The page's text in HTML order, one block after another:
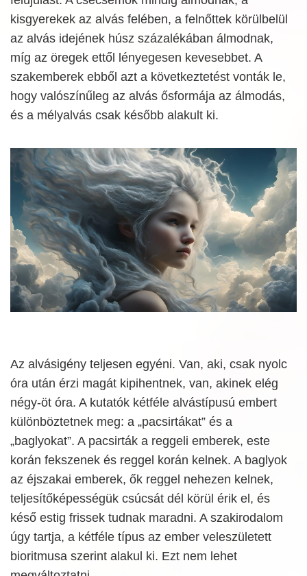
kisgyerekek az alvás felében, a felnőttek körülbelül
az alvás idejének húsz százalékában álmodnak,
míg az öregek ettől lényegesen kevesebbet. A
szakemberek ebből azt a következtetést vonták le,
hogy valószínűleg az alvás ősformája az álmodás,
és a mélyalvás csak később alakult ki.
Az alvásigény teljesen egyéni. Van, aki, csak nyolc
óra után érzi magát kipihentnek, van, akinek elég
négy-öt óra. A kutatók kétféle alvástípusú embert
különböztetnek meg: a „pacsirtákat” és a
„baglyokat”. A pacsirták a reggeli emberek, este
korán fekszenek és reggel korán kelnek. A baglyok
az éjszakai emberek, ők reggel nehezen kelnek,
teljesítőképességük csúcsát dél körül érik el, és
késő estig frissek tudnak maradni. A szakirodalom
úgy tartja, a kétféle típus az ember veleszületett
bioritmusa szerint alakul ki. Ezt nem lehet